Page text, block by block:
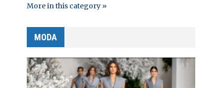
More in this category »
MODA